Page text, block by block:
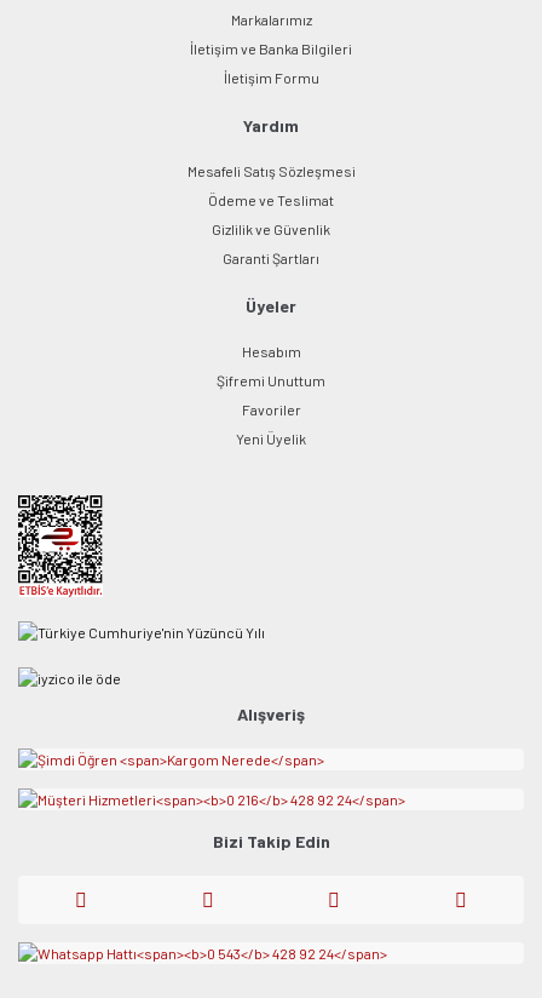
Gönder
Markalarımız
İletişim ve Banka Bilgileri
İletişim Formu
Yardım
Mesafeli Satış Sözleşmesi
Ödeme ve Teslimat
Gizlilik ve Güvenlik
Garanti Şartları
Üyeler
Hesabım
Şifremi Unuttum
Favoriler
Yeni Üyelik
Alışveriş
Bizi Takip Edin